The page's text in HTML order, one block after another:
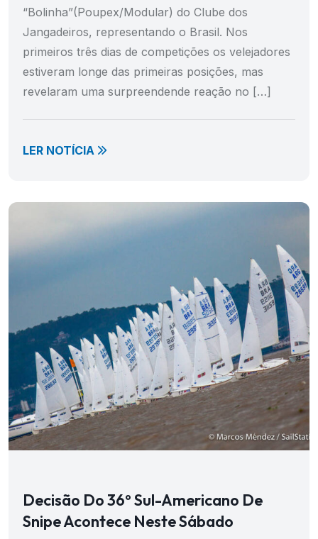
“Bolinha”(Poupex/Modular) do Clube dos
Jangadeiros, representando o Brasil. Nos
primeiros três dias de competições os velejadores
estiveram longe das primeiras posições, mas
revelaram uma surpreendende reação no […]
LER NOTÍCIA
Decisão Do 36º Sul-Americano De
Snipe Acontece Neste Sábado